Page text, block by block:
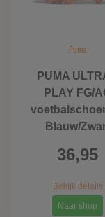
Puma
PUMA
PLAY FG/
Blauw/
36,95
Bekijk details
Naar shop